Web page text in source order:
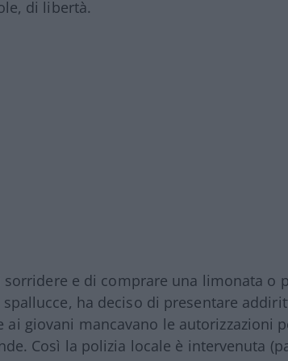
di libertà.
e di comprare una limonata o
ha deciso di presentare
ai giovani mancavano le autorizzazioni
Così la polizia locale è intervenuta